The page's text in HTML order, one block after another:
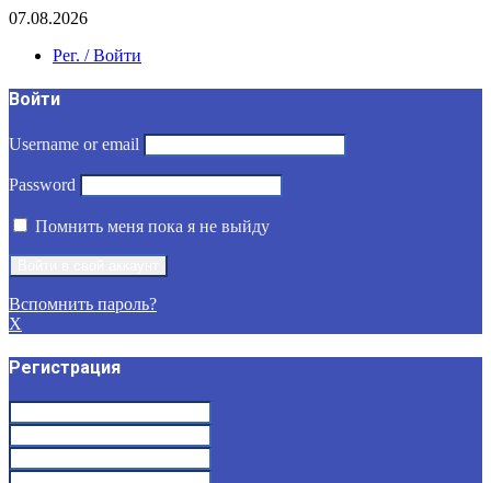
07.08.2026
Рег. / Войти
Войти
Username or email
Password
Помнить меня пока я не выйду
Вспомнить пароль?
X
Регистрация